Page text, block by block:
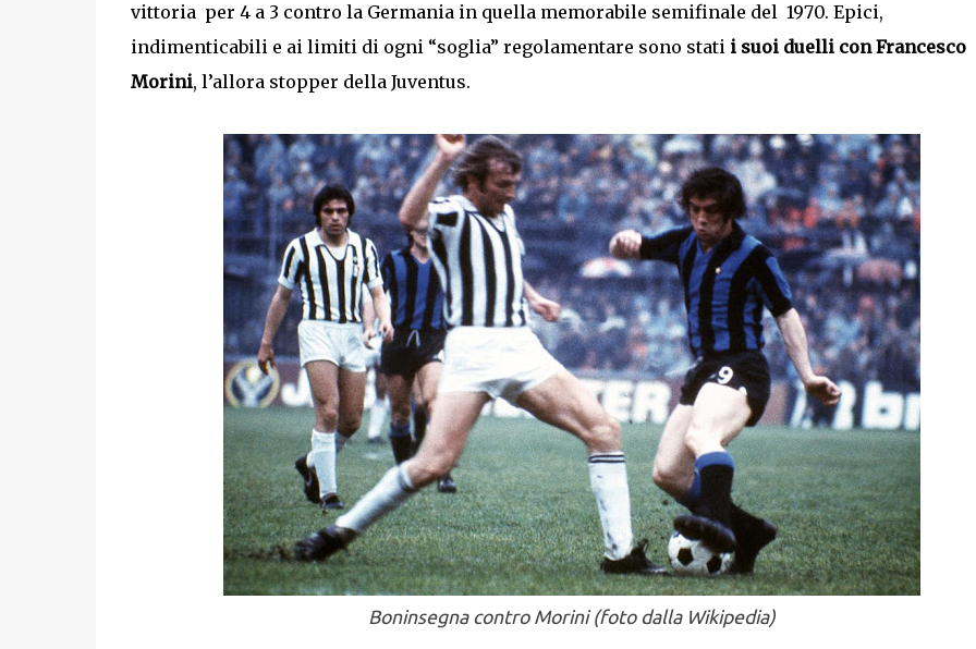
vittoria per 4 a 3 contro la Germania in quella memorabile semifinale del 1970. Epici,
indimenticabili e ai limiti di ogni “soglia” regolamentare sono stati i suoi duelli con Francesco
Morini, l’allora stopper della Juventus.
Boninsegna contro Morini (foto dalla Wikipedia)